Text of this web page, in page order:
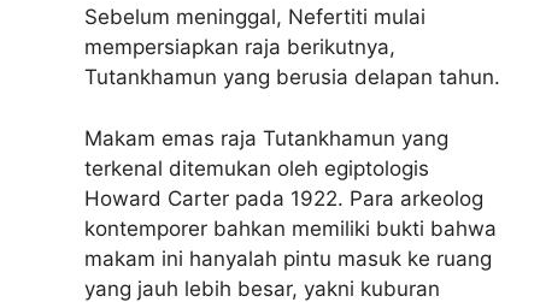
Sebelum meninggal, Nefertiti mulai
mempersiapkan raja berikutnya,
Tutankhamun yang berusia delapan tahun.
Makam emas raja Tutankhamun yang
terkenal ditemukan oleh egiptologis
Howard Carter pada 1922. Para arkeolog
kontemporer bahkan memiliki bukti bahwa
makam ini hanyalah pintu masuk ke ruang
yang jauh lebih besar, yakni kuburan